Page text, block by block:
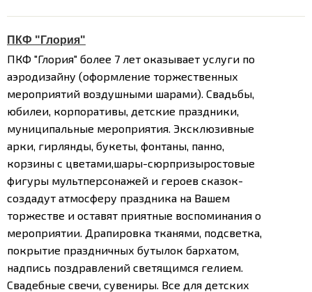
ПКФ "Глория"
ПКФ "Глория" более 7 лет оказывает услуги по
аэродизайну (оформление торжественных
мероприятий воздушными шарами). Свадьбы,
юбилеи, корпоративы, детские праздники,
муниципальные мероприятия. Эксклюзивные
арки, гирлянды, букеты, фонтаны, панно,
корзины с цветами,шары-сюрпризыростовые
фигуры мультперсонажей и героев сказок-
создадут атмосферу праздника на Вашем
торжестве и оставят приятные воспоминания о
мероприятии. Драпировка тканями, подсветка,
покрытие праздничных бутылок бархатом,
надпись поздравлений светящимся гелием.
Свадебные свечи, сувениры. Все для детских